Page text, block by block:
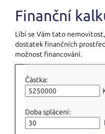
Finanční
Líbí se Vám tato
dostatek finančních
možnost financování.
Částka:
Doba splácení: